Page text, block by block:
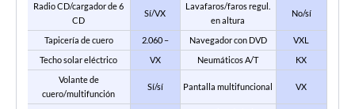
Radio CD/cargador de 6
CD
Sí/VX
Lavafaros/faros regul.
en altura
No/sí
Tapicería de cuero 2.060 – Navegador con DVD
VXL
Techo solar eléctrico
VX Neumáticos A/T
KX
Volante de
cuero/multifunción
Sí/sí Pantalla multifuncional VX